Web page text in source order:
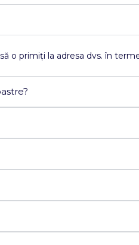
o primiți la adresa dvs. în